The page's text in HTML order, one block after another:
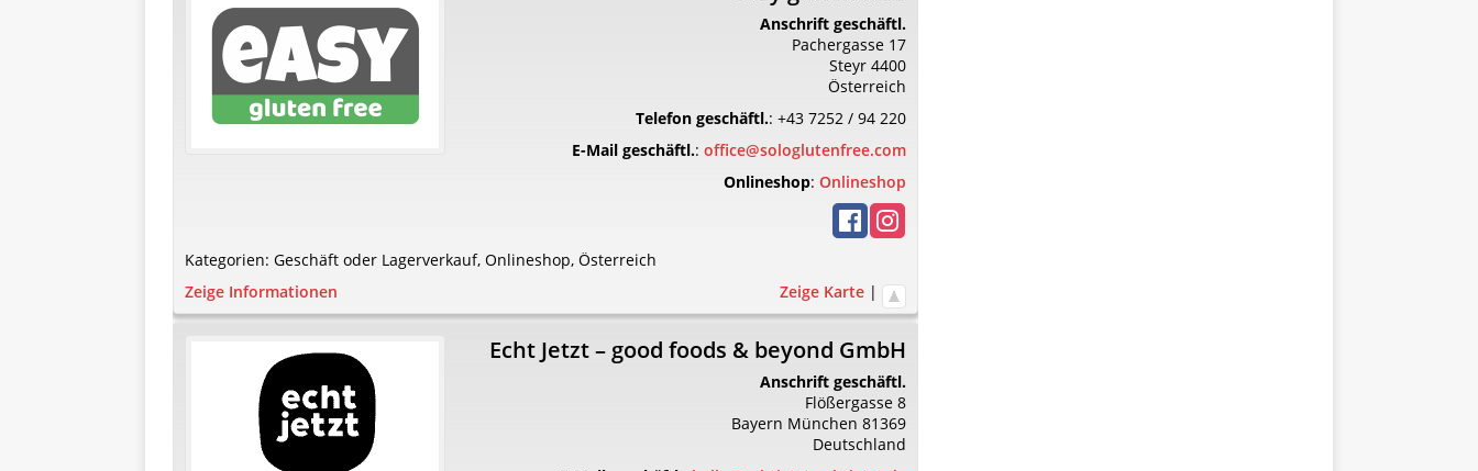
Anschrift geschäftl.
Pachergasse 17
Steyr 4400
Österreich
Telefon geschäftl.: +43 7252 / 94 220
E-Mail geschäftl.: office@sologlutenfree.com
Onlineshop: Onlineshop
Kategorien: Geschäft oder Lagerverkauf, Onlineshop, Österreich
Zeige Informationen
Zeige Karte |
Echt Jetzt – good foods & beyond GmbH
Anschrift geschäftl.
Flößergasse 8
Bayern München 81369
Deutschland